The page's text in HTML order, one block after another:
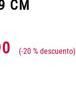
CM
-20 %